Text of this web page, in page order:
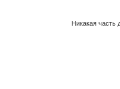
Никакая часть